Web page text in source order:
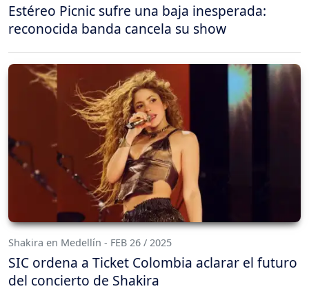
Estéreo Picnic sufre una baja inesperada:
reconocida banda cancela su show
Shakira en Medellín - FEB 26 / 2025
SIC ordena a Ticket Colombia aclarar el futuro
del concierto de Shakira